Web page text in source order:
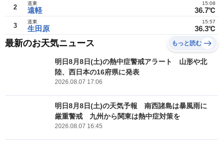
2 遠軽
道東
36.7℃
15:08
3 生田原
道東
36.3℃
15:57
最新のお天気ニュース もっと読む
明日8月8日(土)の熱中症警戒アラート 山形や北
陸、西日本の16府県に発表
2026.08.07 17:06
明日8月8日(土)の天気予報 南西諸島は暴風雨に
厳重警戒 九州から関東は熱中症対策を
2026.08.07 16:45